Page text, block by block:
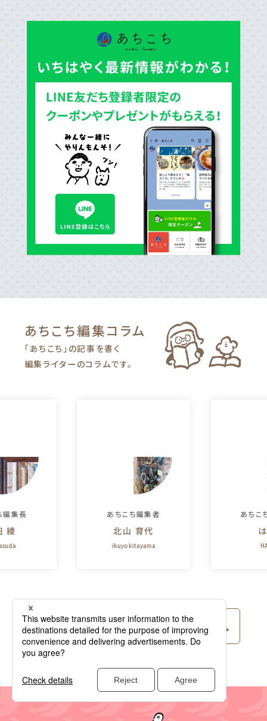
あちこち編集コラム
「あちこち」の記事を書く
編集ライターのコラムです。
編集長
綾
あちこち編集者
北山 育代
ikuyo kitayama
あちこ
コラム記事をもっと⾒る